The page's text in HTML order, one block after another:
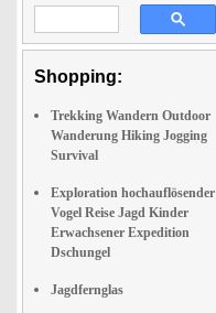
Shopping:
Trekking Wandern Outdoor
Wanderung Hiking Jogging
Survival
Exploration hochauflösender
Vogel Reise Jagd Kinder
Erwachsener Expedition
Dschungel
Jagdfernglas